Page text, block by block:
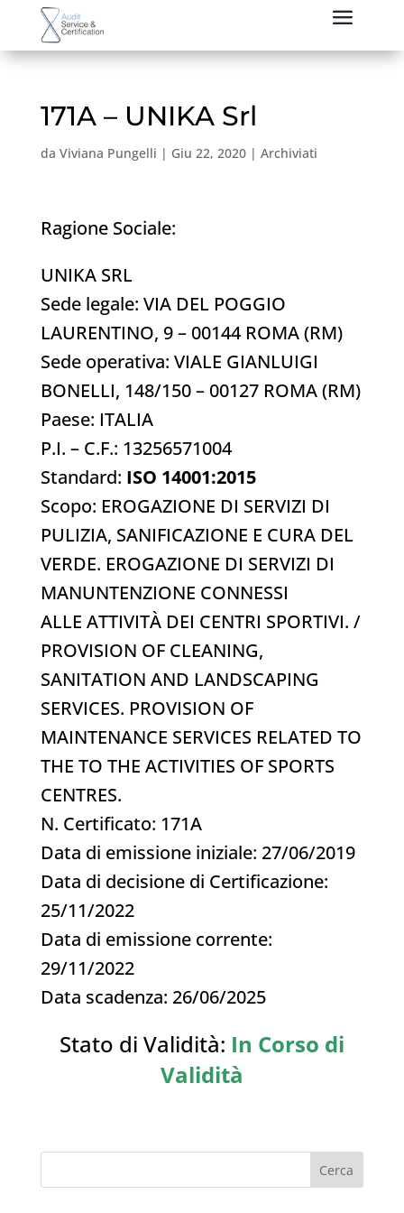
171A – UNIKA Srl
da Viviana Pungelli | Giu 22, 2020| Archiviati
Ragione Sociale:
UNIKA SRL
Sede legale: VIA DEL POGGIO
LAURENTINO, 9 – 00144 ROMA (RM)
Sede operativa: VIALE GIANLUIGI
BONELLI, 148/150 – 00127 ROMA (RM)
Paese: ITALIA
P.I. – C.F.: 13256571004
Standard: ISO 14001:2015
Scopo: EROGAZIONE DI SERVIZI DI
PULIZIA, SANIFICAZIONE E CURA DEL
VERDE. EROGAZIONE DI SERVIZI DI
MANUNTENZIONE CONNESSI
ALLE ATTIVITÀ DEI CENTRI SPORTIVI. /
PROVISION OF CLEANING,
SANITATION AND LANDSCAPING
SERVICES. PROVISION OF
MAINTENANCE SERVICES RELATED TO
THE TO THE ACTIVITIES OF SPORTS
CENTRES.
N. Certificato: 171A
Data di emissione iniziale: 27/06/2019
Data di decisione di Certificazione:
25/11/2022
Data di emissione corrente:
29/11/2022
Data scadenza: 26/06/2025
Stato di Validità: In Corso di
Validità